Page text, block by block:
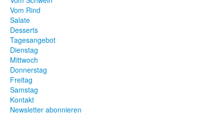
Vom Rind
Salate
Desserts
Tagesangebot
Dienstag
Mittwoch
Donnerstag
Freitag
Samstag
Kontakt
Newsletter abonnieren